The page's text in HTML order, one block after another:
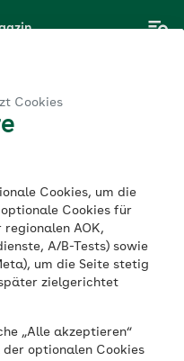
Cookies
Cookies, um die
Cookies für
AOK,
A/B-Tests) sowie
um die Seite stetig
zielgerichtet
„Alle akzeptieren“
optionalen Cookies
Ziele